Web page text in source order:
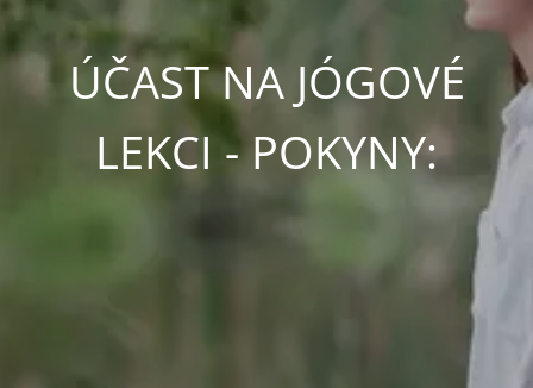
ÚČAST NA JÓGOVÉ
LEKCI - POKYNY: